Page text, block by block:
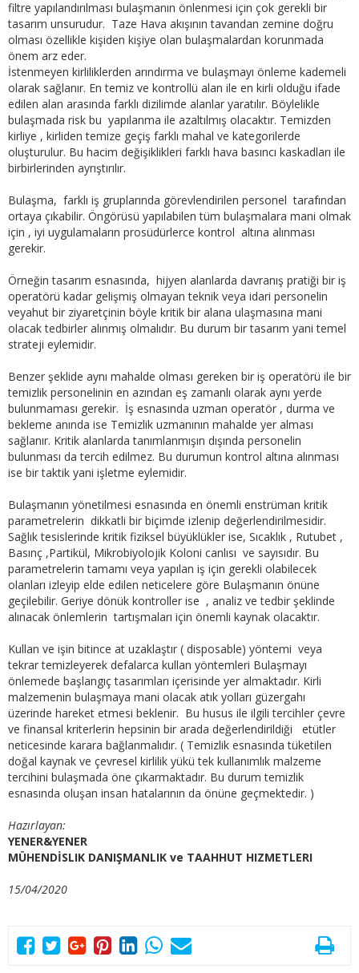
filtre yapılandırılması bulaşmanın önlenmesi için çok gerekli bir
tasarım unsurudur. Taze Hava akışının tavandan zemine doğru
olması özellikle kişiden kişiye olan bulaşmalardan korunmada
önem arz eder.
İstenmeyen kirliliklerden arındırma ve bulaşmayı önleme kademeli
olarak sağlanır. En temiz ve kontrollü alan ile en kirli olduğu ifade
edilen alan arasında farklı dizilimde alanlar yaratılır. Böylelikle
bulaşmada risk bu yapılanma ile azaltılmış olacaktır. Temizden
kirliye , kirliden temize geçiş farklı mahal ve kategorilerde
oluşturulur. Bu hacim değişiklikleri farklı hava basıncı kaskadları ile
birbirlerinden ayrıştırılır.
Bulaşma, farklı iş gruplarında görevlendirilen personel tarafından
ortaya çıkabilir. Öngörüsü yapılabilen tüm bulaşmalara mani olmak
için , iyi uygulamaların prosüdürlerce kontrol altına alınması
gerekir.
Örneğin tasarım esnasında, hijyen alanlarda davranış pratiği bir iş
operatörü kadar gelişmiş olmayan teknik veya idari personelin
veyahut bir ziyaretçinin böyle kritik bir alana ulaşmasına mani
olacak tedbirler alınmış olmalıdır. Bu durum bir tasarım yani temel
strateji eylemidir.
Benzer şeklide aynı mahalde olması gereken bir iş operatörü ile bir
temizlik personelinin en azından eş zamanlı olarak aynı yerde
bulunmaması gerekir. İş esnasında uzman operatör , durma ve
bekleme anında ise Temizlik uzmanının mahalde yer alması
sağlanır. Kritik alanlarda tanımlanmışın dışında personelin
bulunması da tercih edilmez. Bu durumun kontrol altına alınması
ise bir taktik yani işletme eylemidir.
Bulaşmanın yönetilmesi esnasında en önemli enstrüman kritik
parametrelerin dikkatli bir biçimde izlenip değerlendirilmesidir.
Sağlık tesislerinde kritik fiziksel büyüklükler ise, Sıcaklık , Rutubet ,
Basınç ,Partikül, Mikrobiyolojik Koloni canlısı ve sayısıdır. Bu
parametrelerin tamamı veya yapılan iş için gerekli olabilecek
olanları izleyip elde edilen neticelere göre Bulaşmanın önüne
geçilebilir. Geriye dönük kontroller ise , analiz ve tedbir şeklinde
alınacak önlemlerin tartışmaları için önemli kaynak olacaktır.
Kullan ve işin bitince at uzaklaştır ( disposable) yöntemi veya
tekrar temizleyerek defalarca kullan yöntemleri Bulaşmayı
önlemede başlangıç tasarımları içerisinde yer almaktadır. Kirli
malzemenin bulaşmaya mani olacak atık yolları güzergahı
üzerinde hareket etmesi beklenir. Bu husus ile ilgili tercihler çevre
ve finansal kriterlerin hepsinin bir arada değerlendirildiği etütler
neticesinde karara bağlanmalıdır. ( Temizlik esnasında tüketilen
doğal kaynak ve çevresel kirlilik yükü tek kullanımlık malzeme
tercihini bulaşmada öne çıkarmaktadır. Bu durum temizlik
esnasında oluşan insan hatalarının da önüne geçmektedir. )
Hazırlayan:
YENER&YENER
MÜHENDİSLIK DANIŞMANLIK ve TAAHHUT HIZMETLERI
15/04/2020